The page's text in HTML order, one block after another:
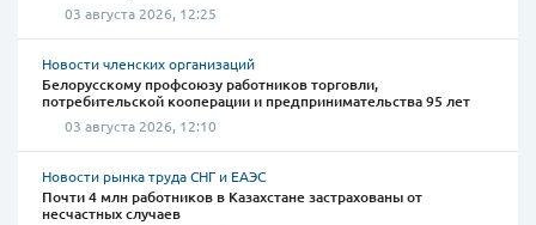
03 августа 2026, 12:25
Новости членских организаций
Белорусскому профсоюзу работников торговли,
потребительской кооперации и предпринимательства 95 лет
03 августа 2026, 12:10
Новости рынка труда СНГ и ЕАЭС
Почти 4 млн работников в Казахстане застрахованы от
несчастных случаев